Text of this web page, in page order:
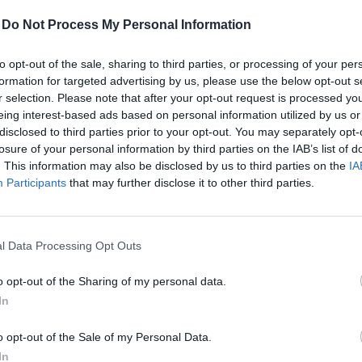
Do Not Process My Personal Information
opt-out of the sale, sharing to third parties, or processing of your
for targeted advertising by us, please use the below opt-out
selection. Please note that after your opt-out request is processed
interest-based ads based on personal information utilized by us
to third parties prior to your opt-out. You may separately
of your personal information by third parties on the IAB’s list of
This information may also be disclosed by us to third parties on the
Participants that may further disclose it to other third parties.
Data Processing Opt Outs
opt-out of the Sharing of my personal data.
opt-out of the Sale of my Personal Data.
forintos pénzesőt ígért a nyugdíjasoknak a
Péterék 120 ezer forintos minimálnyugdíjat,
illetve akár 200 ezer forintos Nyugdíjas
kerülésük esetén. A Tisza Párt ígéreteinek
a nyugdíjasok: egyes rétegek akár
pillanatától kezdve nagyban megterhelnék a
a párt által tervezett megtakarításokat,
számottevően rontaná a nyugdíjrendszer
hirdetett meg szeptember 23-án a Tisza Párt:
hogy a pártjuk kormányra kerülése esetén 120 ezer forintra